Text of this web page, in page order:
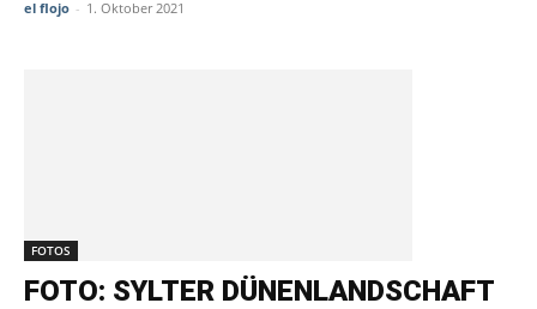
el flojo - 1. Oktober 2021
FOTOS
FOTO: SYLTER DÜNENLANDSCHAFT